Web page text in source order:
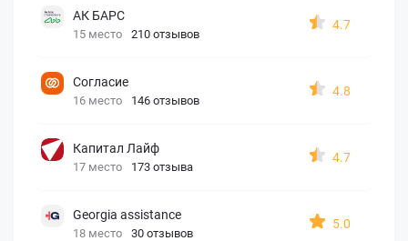
АК БАРС
15 место 210 отзывов
4.7
Согласие
16 место 146 отзывов
4.8
Капитал Лайф
17 место 173 отзыва
4.7
Georgia assistance
18 место 30 отзывов
5.0